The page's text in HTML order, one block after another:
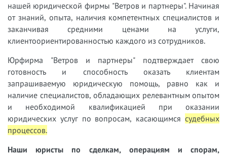
нашей юридической фирмы "Ветров и партнеры". Начиная
от знаний, опыта, наличия компетентных специалистов и
заканчивая средними ценами на услуги,
клиентоориентированностью каждого из сотрудников.
Юрфирма "Ветров и партнеры" подтверждает свою
готовность и способность оказать клиентам
запрашиваемую юридическую помощь, равно как и
наличие специалистов, обладающих релевантным опытом
и необходимой квалификацией при оказании
юридических услуг по вопросам, касающимся судебных
процессов.
Наши юристы
по сделкам, операциям и спорам,